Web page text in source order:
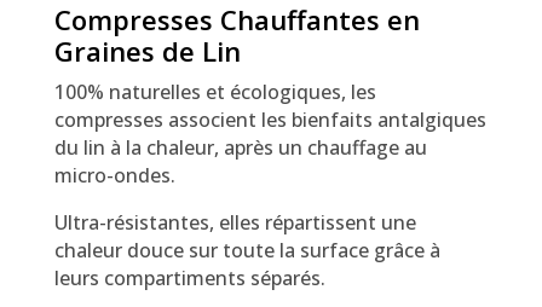
Compresses Chauffantes en
Graines de Lin
100% naturelles et écologiques, les
compresses associent les bienfaits antalgiques
du lin à la chaleur, après un chauffage au
micro-ondes.
Ultra-résistantes, elles répartissent une
chaleur douce sur toute la surface grâce à
leurs compartiments séparés.